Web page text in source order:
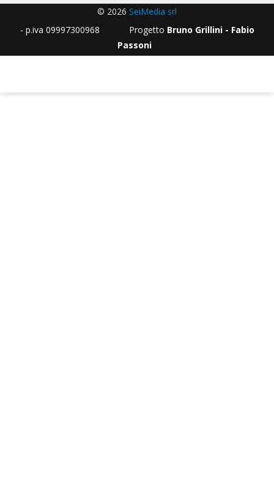
© 2026 SeiMedia srl
- p.iva 09997300968 Progetto Bruno Grillini - Fabio
Passoni